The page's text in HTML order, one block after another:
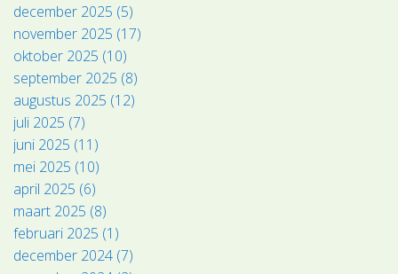
december 2025 (5)
november 2025 (17)
oktober 2025 (10)
september 2025 (8)
augustus 2025 (12)
juli 2025 (7)
juni 2025 (11)
mei 2025 (10)
april 2025 (6)
maart 2025 (8)
februari 2025 (1)
december 2024 (7)